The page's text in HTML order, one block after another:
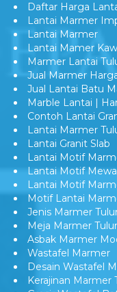
Daftar Harga
Lantai Marmer
Lantai Marmer
Lantai Mamer
Marmer Lantai
Jual Marmer
Jual Lantai Batu
Marble Lantai |
Contoh Lantai
Lantai Marmer
Lantai Granit Slab
Lantai Motif
Lantai Motif
Lantai Motif
Motif Lantai
Jenis Marmer
Meja Marmer
Asbak Marmer
Wastafel Marmer
Desain Wastafel
Kerajinan Marmer